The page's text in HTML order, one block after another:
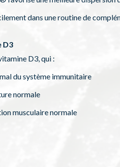
dans une routine de
D3
D3, qui :
du système immunitaire
normale
musculaire normale